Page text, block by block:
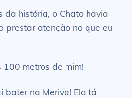
da história, o Chato havia
prestar atenção no que eu
100 metros de mim!
bater na Meriva! Ela tá